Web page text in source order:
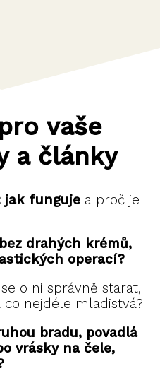
vaše
a články
jak funguje a proč je
bez drahých krémů,
operací?
o ni správně starat,
co nejdéle mladistvá?
bradu, povadlá
vrásky na čele,